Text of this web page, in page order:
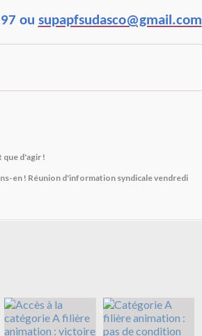
ou supapfsudasco@gmail.com
que d'agir !
en ! Réunion d'information syndicale vendredi